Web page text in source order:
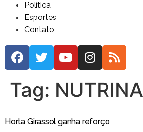
Política
Esportes
Contato
Tag: NUTRINA
Horta Girassol ganha reforço